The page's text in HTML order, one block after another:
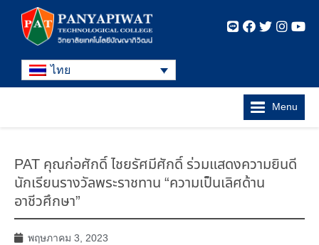
ไทย
Menu
PAT คุณก่อศักดิ์ ไชยรัศมีศักดิ์ ร่วมแสดงความยินดี
นักเรียนรางวัลพระราชทาน “ความเป็นเลิศด้าน
อาชีวศึกษา”
พฤษภาคม 3, 2023